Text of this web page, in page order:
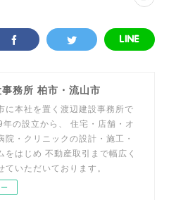
務所 柏市・流山市
に本社を置く渡辺建設事務所で
の設立から、 住宅・店舗・オ
院・クリニックの設計・施工・
をはじめ 不動産取引まで幅広く
ていただいております。